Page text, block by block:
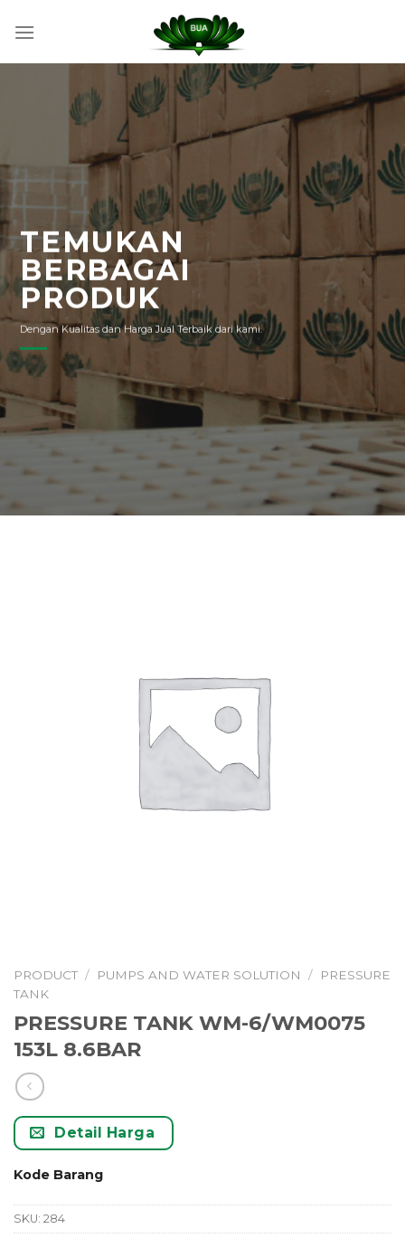
TEMUKAN
BERBAGAI
PRODUK
Dengan Kualitas dan Harga Jual Terbaik dari kami.
PRODUCT / PUMPS AND WATER SOLUTION /
PRESSURE
TANK
PRESSURE TANK WM-6/WM0075
153L 8.6BAR
Detail Harga
Kode Barang
SKU: 284